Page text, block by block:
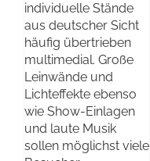
individuelle Stände
aus deutscher Sicht
häufig übertrieben
multimedial. Große
Leinwände und
Lichteffekte ebenso
wie Show-Einlagen
und laute Musik
sollen möglichst viele